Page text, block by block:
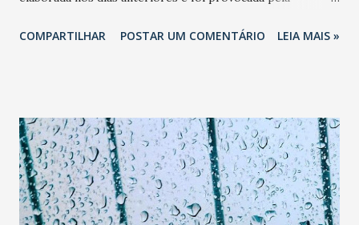
Vórtice Ciclônico de Altos Níveis, típico da pré-estação
atuam mais comumente nos meses de junho e julho, mas foi
responsável pela intensificação das precipitações,
principalmente na Região Metropolitana de Fortaleza.
Segundo informações das Plataformas de Coletas de Dados
(PCDs) automáticas que a Funceme acessa, na Capital o
COMPARTILHAR POSTAR UM COMENTÁRIO LEIA MAIS »